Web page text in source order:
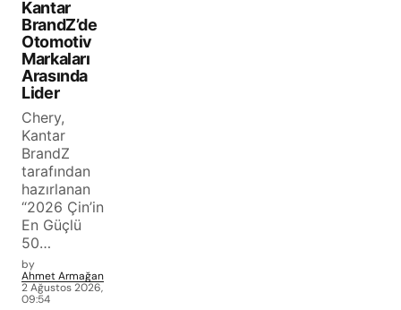
Kantar
BrandZ’de
Otomotiv
Markaları
Arasında
Lider
Chery,
Kantar
BrandZ
tarafından
hazırlanan
“2026 Çin’in
En Güçlü
50…
by
Ahmet Armağan
2 Ağustos 2026,
09:54